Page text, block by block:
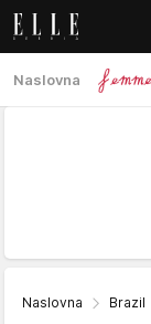
Naslovna
Naslovna Brazil